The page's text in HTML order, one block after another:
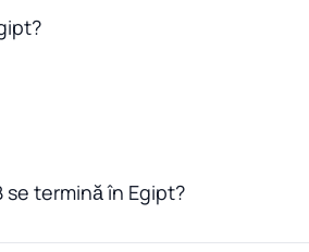
se termină în Egipt?